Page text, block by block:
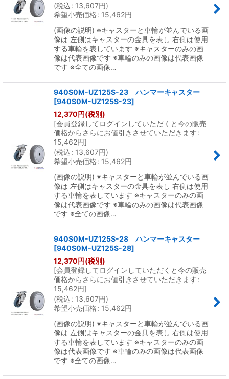
(税込: 13,607円)
希望小売価格: 15,462円
(画像の説明) ※キャスターと車輪が並んでいる画
像は 左側はキャスターの金具を表し 右側は使用
する車輪を表しています ※キャスターのみの画
像は代表画像です ※車輪のみの画像は代表画像
です ※全ての画像…
940S0M-UZ125S-23 ハンマーキャスター
[940S0M-UZ125S-23]
12,370円(税別)
[会員登録してログインしていただくと今の販売
価格からさらにお値引きさせていただきます:
15,462円]
(税込: 13,607円)
希望小売価格: 15,462円
(画像の説明) ※キャスターと車輪が並んでいる画
像は 左側はキャスターの金具を表し 右側は使用
する車輪を表しています ※キャスターのみの画
像は代表画像です ※車輪のみの画像は代表画像
です ※全ての画像…
940S0M-UZ125S-28 ハンマーキャスター
[940S0M-UZ125S-28]
12,370円(税別)
[会員登録してログインしていただくと今の販売
価格からさらにお値引きさせていただきます:
15,462円]
(税込: 13,607円)
希望小売価格: 15,462円
(画像の説明) ※キャスターと車輪が並んでいる画
像は 左側はキャスターの金具を表し 右側は使用
する車輪を表しています ※キャスターのみの画
像は代表画像です ※車輪のみの画像は代表画像
です ※全ての画像…